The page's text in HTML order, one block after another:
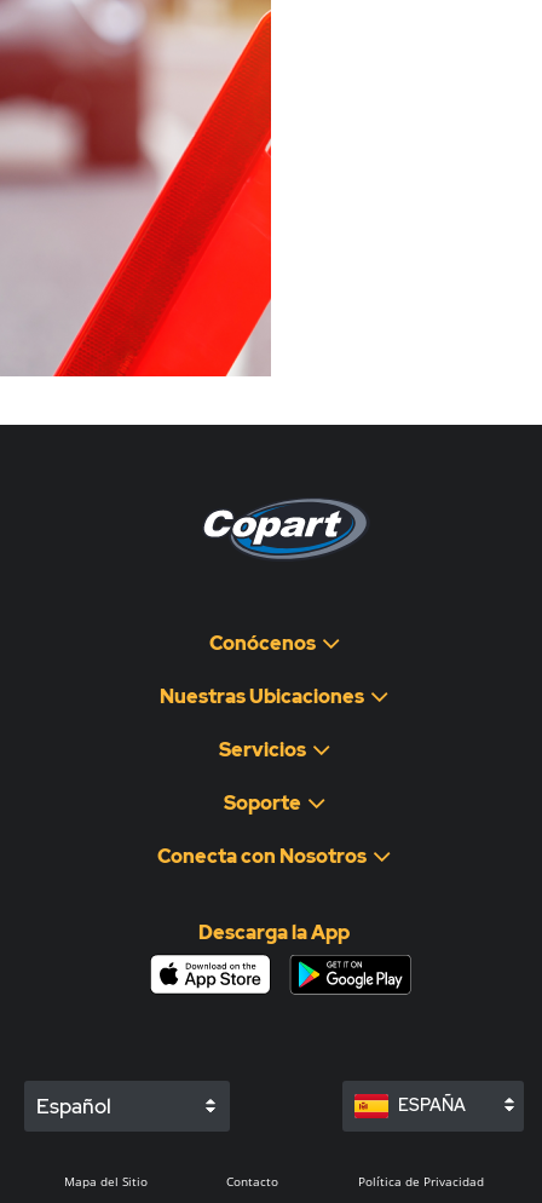
Esta página não está
disponível
このページは現在利用できま
せん
Pagina non disponibile
هذه الصفحة غير متوفرة
Conócenos
Nuestras Ubicaciones
Servicios
Soporte
Conecta con Nosotros
Descarga la App
Español ESPAÑA
Mapa del Sitio Contacto Política de Privacidad